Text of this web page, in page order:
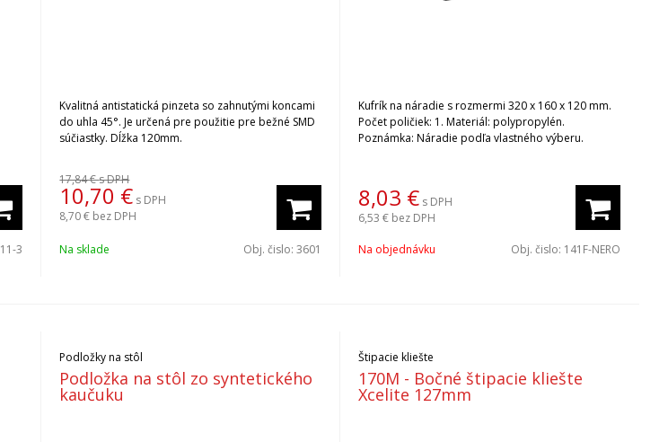
11-3
Kvalitná antistatická pinzeta so zahnutými koncami
do uhla 45°. Je určená pre použitie pre bežné SMD
súčiastky. Dĺžka 120mm.
17,84 €s DPH
10,70 € s DPH
8,70 € bez DPH
Na sklade Obj. čislo:3601
Kufrík na náradie s rozmermi 320 x 160 x 120 mm.
Počet poličiek: 1. Materiál: polypropylén.
Poznámka: Náradie podľa vlastného výberu.
8,03 € s DPH
6,53 € bez DPH
Na objednávku Obj. čislo: 141F-NERO
Podložky na stôl
Podložka na stôl zo syntetického
kaučuku
Štipacie kliešte
170M - Bočné štipacie kliešte
Xcelite 127mm